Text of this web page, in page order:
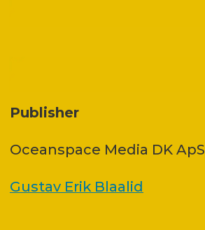
Publisher
Oceanspace Media DK ApS
Gustav Erik Blaalid